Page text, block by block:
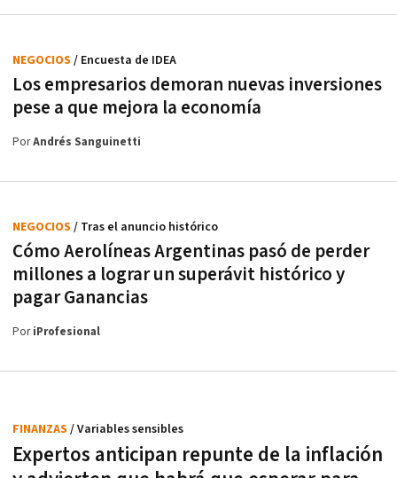
Los empresarios demoran nuevas inversiones
pese a que mejora la economía
NEGOCIOS / Encuesta de IDEA
PorAndrés Sanguinetti
Cómo Aerolíneas Argentinas pasó de perder
millones a lograr un superávit histórico y
pagar Ganancias
NEGOCIOS / Tras el anuncio histórico
PoriProfesional
Expertos anticipan repunte de la inflación
FINANZAS / Variables sensibles